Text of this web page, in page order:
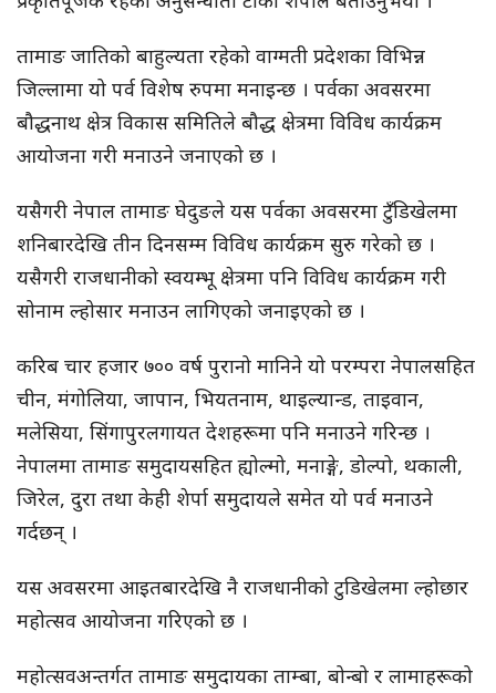
तामाङ जातिको बाहुल्यता रहेको वाग्मती प्रदेशका विभिन्न
जिल्लामा यो पर्व विशेष रुपमा मनाइन्छ । पर्वका अवसरमा
बौद्धनाथ क्षेत्र विकास समितिले बौद्ध क्षेत्रमा विविध कार्यक्रम
आयोजना गरी मनाउने जनाएको छ ।
यसैगरी नेपाल तामाङ घेदुङले यस पर्वका अवसरमा टुँडिखेलमा
शनिबारदेखि तीन दिनसम्म विविध कार्यक्रम सुरु गरेको छ ।
यसैगरी राजधानीको स्वयम्भू क्षेत्रमा पनि विविध कार्यक्रम गरी
सोनाम ल्होसार मनाउन लागिएको जनाइएको छ ।
करिब चार हजार ७०० वर्ष पुरानो मानिने यो परम्परा नेपालसहित
चीन, मंगोलिया, जापान, भियतनाम, थाइल्यान्ड, ताइवान,
मलेसिया, सिंगापुरलगायत देशहरूमा पनि मनाउने गरिन्छ ।
नेपालमा तामाङ समुदायसहित ह्योल्मो, मनाङ्गे, डोल्पो, थकाली,
जिरेल, दुरा तथा केही शेर्पा समुदायले समेत यो पर्व मनाउने
गर्दछन् ।
यस अवसरमा आइतबारदेखि नै राजधानीको टुडिखेलमा ल्होछार
महोत्सव आयोजना गरिएको छ ।
महोत्सवअन्तर्गत तामाङ समुदायका ताम्बा, बोन्बो र लामाहरूको